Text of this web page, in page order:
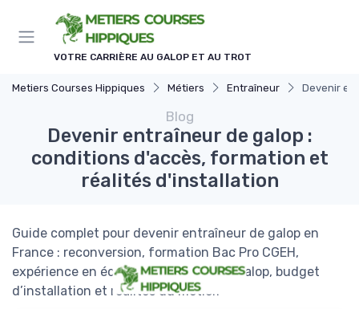
VOTRE CARRIÈRE AU GALOP ET AU TROT
Metiers Courses Hippiques Métiers Entraîneur Devenir
Blog
Devenir entraîneur de galop :
conditions d'accès, formation et
réalités d'installation
Guide complet pour devenir entraîneur de galop en
France : reconversion, formation Bac Pro CGEH,
expérience en écurie, licence France Galop, budget
d’installation et réalités du métier.
Panneau de gestion des cookies